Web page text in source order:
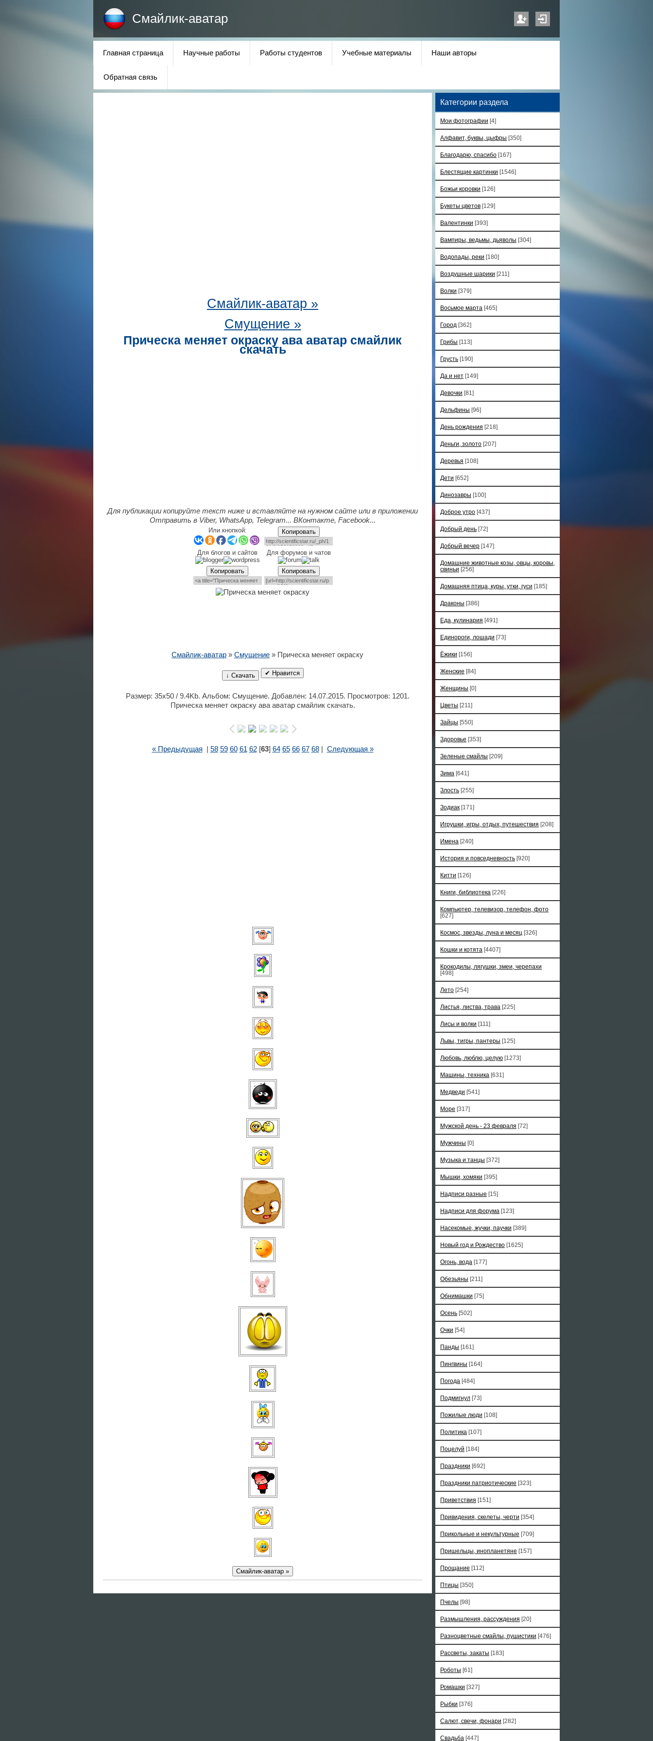
Смайлик-аватар
Главная страница Научные работы Работы студентов Учебные материалы Наши авторы
Обратная связь
Смайлик-аватар »
Смущение »
Прическа меняет окраску ава аватар смайлик
скачать
Для публикации копируйте текст ниже и вставляйте на нужном сайте или в приложении
Отправить в Viber, WhatsApp, Telegram... ВКонтакте, Facebook...
Или кнопкой: Копировать
Для блогов и сайтов Для форумов и чатов
Копировать Копировать
Смайлик-аватар » Смущение » Прическа меняет окраску
↓ Скачать ✔ Нравится
Размер: 35x50 / 9.4Kb. Альбом: Смущение. Добавлен: 14.07.2015. Просмотров: 1201.
Прическа меняет окраску ава аватар смайлик скачать.
« Предыдущая 58 59 60 61 62[63] 64 65 66 67 68| Следующая »
Смайлик-аватар »
Категории раздела
Мои фотографии [4]
Алфавит, буквы, цыфры [350]
Благодарю, спасибо [167]
Блестящие картинки [1546]
Божьи коровки [126]
Букеты цветов [129]
Валентинки [393]
Вампиры, ведьмы, дьяволы [304]
Водопады, реки [180]
Воздушные шарики [211]
Волки [379]
Восьмое марта [465]
Город [362]
Грибы [113]
Грусть [190]
Да и нет [149]
Девочки [81]
Дельфины [96]
День рождения [218]
Деньги, золото [207]
Деревья [108]
Дети [652]
Динозавры [100]
Доброе утро [437]
Добрый день [72]
Добрый вечер [147]
Домашние животные козы, овцы, коровы,
свиньи [256]
Домашняя птица, куры, утки, гуси [185]
Драконы [386]
Еда, кулинария [491]
Единороги, лошади [73]
Ёжики [156]
Женские [84]
Женщины [0]
Цветы [211]
Зайцы [550]
Здоровье [353]
Зеленые смайлы [209]
Зима [641]
Злость [255]
Зодиак [171]
Игрушки, игры, отдых, путешествия [208]
Имена [240]
История и повседневность [920]
Китти [126]
Книги, библиотека [226]
Компьютер, телевизор, телефон, фото
[627]
Космос, звезды, луна и месяц [326]
Кошки и котята [4407]
Крокодилы, лягушки, змеи, черепахи
[498]
Лето [254]
Листья, листва, трава [225]
Лисы и волки [111]
Львы, тигры, пантеры [125]
Любовь, люблю, целую [1273]
Машины, техника [631]
Медведи [541]
Море [317]
Мужской день - 23 февраля [72]
Мужчины [0]
Музыка и танцы [372]
Мышки, хомяки [395]
Надписи разные [15]
Надписи для форума [123]
Насекомые, жучки, паучки [389]
Новый год и Рождество [1625]
Огонь, вода [177]
Обезьяны [211]
Обнимашки [75]
Осень [502]
Очки [54]
Панды [161]
Пингвины [164]
Погода [484]
Подмигнул [73]
Пожилые люди [108]
Политика [107]
Поцелуй [184]
Праздники [692]
Праздники патриотические [323]
Приветствия [151]
Привидения, скелеты, черти [354]
Прикольные и некультурные [709]
Пришельцы, инопланетяне [157]
Прощание [112]
Птицы [350]
Пчелы [98]
Размышления, рассуждения [20]
Разноцветные смайлы, пушистики [476]
Рассветы, закаты [183]
Роботы [61]
Ромашки [327]
Рыбки [376]
Салют, свечи, фонари [282]
Свадьба [447]